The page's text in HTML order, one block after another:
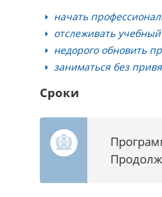
начать
отслеживать
недорого обновить
заниматься без
Сроки